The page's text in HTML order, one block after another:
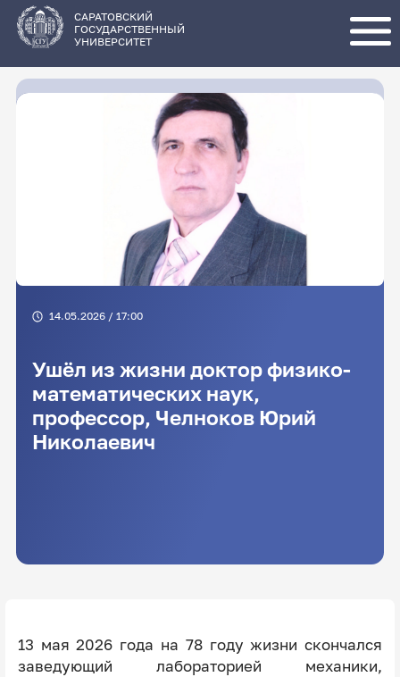
основному
содержанию
САРАТОВСКИЙ
ГОСУДАРСТВЕННЫЙ
УНИВЕРСИТЕТ
14.05.2026 / 17:00
Ушёл из жизни доктор физико-
математических наук,
профессор, Челноков Юрий
Николаевич
13 мая 2026 года на 78 году жизни скончался
заведующий лабораторией механики,